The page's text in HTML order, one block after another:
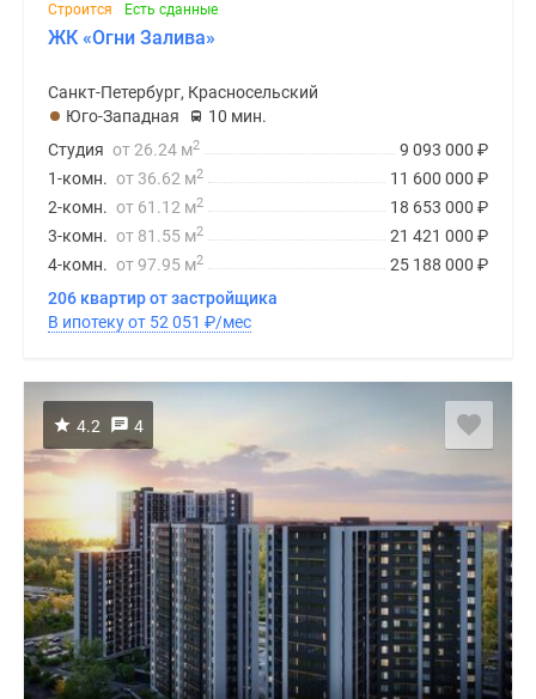
Строится
Есть сданные
ЖК «Огни Залива»
Санкт-Петербург, Красносельский
Юго-Западная
10 мин.
9 093 000 ₽
Студия от 26.24 м2
11 600 000 ₽
1-комн. от 36.62 м2
18 653 000 ₽
2-комн. от 61.12 м2
21 421 000 ₽
3-комн. от 81.55 м2
25 188 000 ₽
4-комн. от 97.95 м2
206 квартир от застройщика
В ипотеку от 52 051 ₽/мес
4.2 4